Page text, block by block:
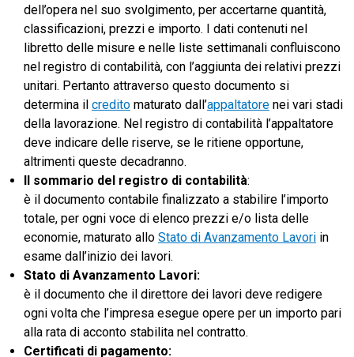
dell’opera nel suo svolgimento, per accertarne quantità,
classificazioni, prezzi e importo. I dati contenuti nel
libretto delle misure e nelle liste settimanali confluiscono
nel registro di contabilità, con l’aggiunta dei relativi prezzi
unitari. Pertanto attraverso questo documento si
determina il credito maturato dall’appaltatore nei vari stadi
della lavorazione. Nel registro di contabilità l’appaltatore
deve indicare delle riserve, se le ritiene opportune,
altrimenti queste decadranno.
Il sommario del registro di contabilità:
è il documento contabile finalizzato a stabilire l’importo
totale, per ogni voce di elenco prezzi e/o lista delle
economie, maturato allo Stato di Avanzamento Lavori in
esame dall’inizio dei lavori.
Stato di Avanzamento Lavori:
è il documento che il direttore dei lavori deve redigere
ogni volta che l’impresa esegue opere per un importo pari
alla rata di acconto stabilita nel contratto.
Certificati di pagamento: